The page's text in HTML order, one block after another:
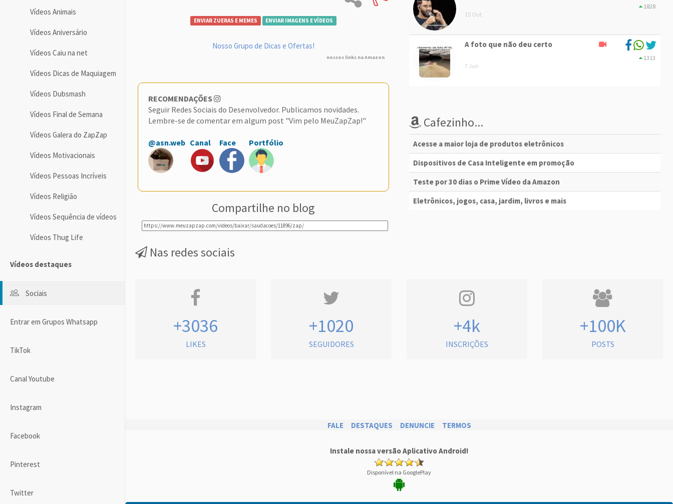
Vídeos Animais
Vídeos Aniversário
Vídeos Caiu na net
Vídeos Dicas de Maquiagem
Vídeos Dubsmash
Vídeos Final de Semana
Vídeos Galera do ZapZap
Vídeos Motivacionais
Vídeos Pessoas Incríveis
Vídeos Religião
Vídeos Sequência de vídeos
Vídeos Thug Life
Vídeos destaques
Sociais
Entrar em Grupos Whatsapp
TikTok
Canal Youtube
Instagram
Facebook
Pinterest
Twitter
ENVIAR ZUERAS E MEMES ENVIAR IMAGENS E VÍDEOS
Nosso Grupo de Dicas e Ofertas!
nossos links na Amazon
RECOMENDAÇÕES
Seguir Redes Sociais do Desenvolvedor. Publicamos novidades.
Lembre-se de comentar em algum post "Vim pelo MeuZapZap!"
@asn.web Canal Face Portfólio
Compartilhe no blog
15 Out
1828
A foto que não deu certo
7 Jun
1313
Cafezinho...
Acesse a maior loja de produtos eletrônicos
Dispositivos de Casa Inteligente em promoção
Teste por 30 dias o Prime Vídeo da Amazon
Eletrônicos, jogos, casa, jardim, livros e mais
Nas redes sociais
+3036
LIKES
+1020
SEGUIDORES
+4k
INSCRIÇÕES
+100K
POSTS
FALE DESTAQUES DENUNCIE TERMOS
Instale nossa versão Aplicativo Android!
Disponível na GooglePlay